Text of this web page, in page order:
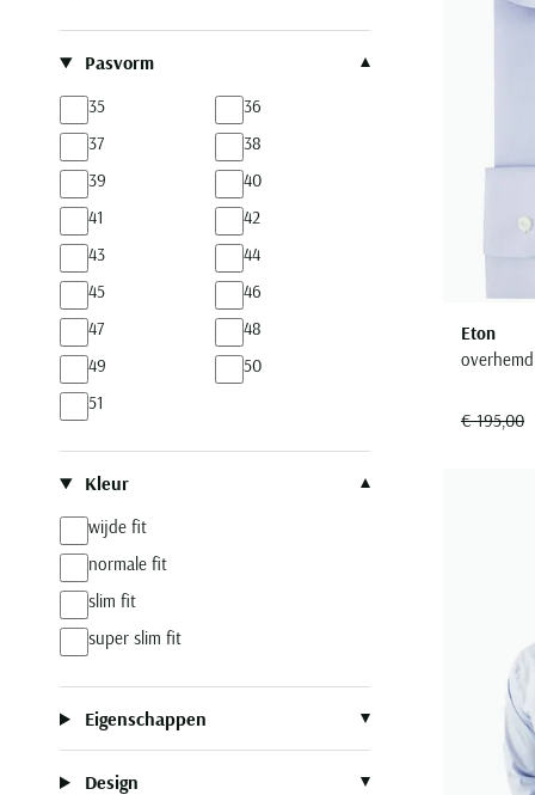
Pasvorm
35
36
37
38
39
40
41
42
43
44
45
46
47
48
49
50
51
Kleur
wijde fit
normale fit
slim fit
super slim fit
Eigenschappen
Design
Eton
€ 195,00